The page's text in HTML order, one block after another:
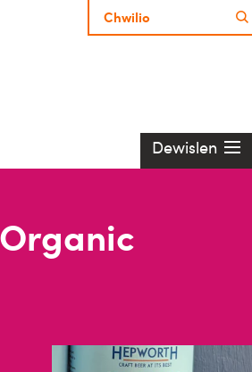
Dewislen